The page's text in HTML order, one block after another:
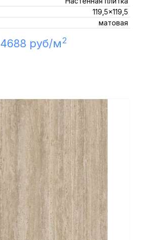
119,5x119,5
матовая
4688 руб/м2